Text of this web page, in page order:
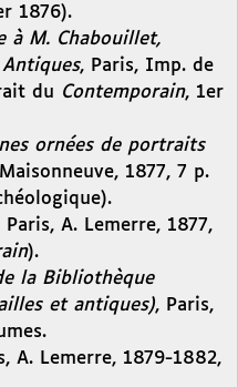
1876).
à M. Chabouillet,
, Paris, Imp. de
du Contemporain, 1er
ornées de portraits
1877, 7 p.
Paris, A. Lemerre, 1877,
).
la Bibliothèque
et antiques), Paris,
A. Lemerre, 1879-1882,